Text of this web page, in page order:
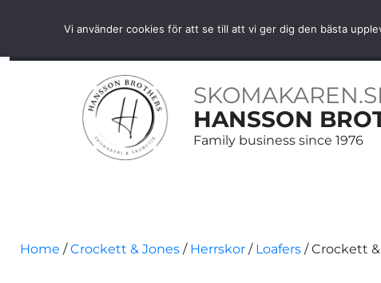
HANSSON
Family business since 1976
Home /Crockett & Jones / Herrskor / Loafers / Crockett
Vi använder cookies för att se till att vi ger dig den bästa